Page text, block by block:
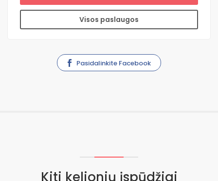
Visos paslaugos
Pasidalinkite Facebook
Kiti kelionių įspūdžiai